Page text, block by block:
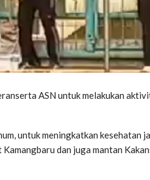
ASN untuk melakukan
untuk meningkatkan kesehatan
dan juga mantan